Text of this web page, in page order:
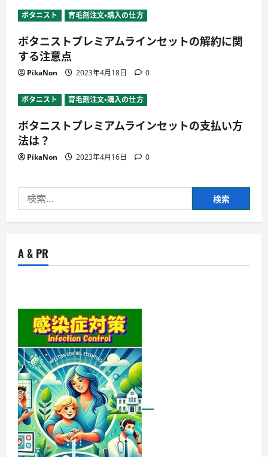
ボタニスト 育毛剤注文・購入の仕方
ボタニストプレミアムラインセットの解約に関
する注意点
PikaNon 2023年4月18日 0
ボタニスト 育毛剤注文・購入の仕方
ボタニストプレミアムラインセットの支払い方
法は？
PikaNon 2023年4月16日 0
索:
A & PR